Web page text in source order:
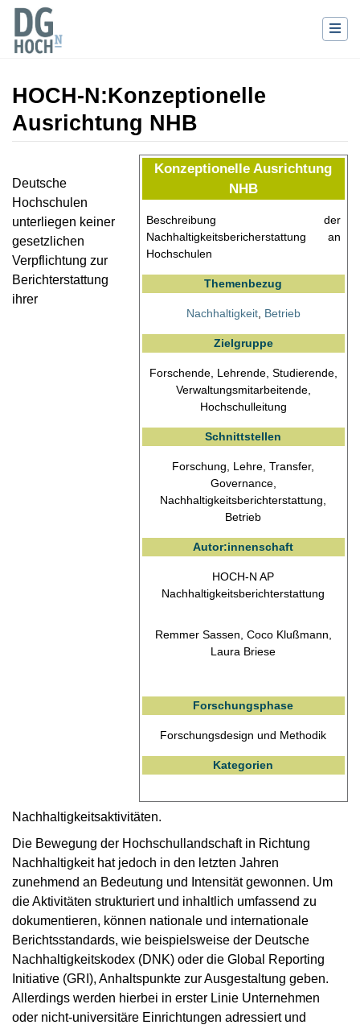
HOCH-N:Konzeptionelle
Ausrichtung NHB
,Suche
Konzeptionelle Ausrichtung
NHB
Beschreibung der
Nachhaltigkeitsbericherstattung an
Hochschulen
Themenbezug
Nachhaltigkeit, Betrieb
Zielgruppe
Forschende, Lehrende, Studierende,
Verwaltungsmitarbeitende,
Hochschulleitung
Schnittstellen
Forschung, Lehre, Transfer,
Governance,
Nachhaltigkeitsberichterstattung,
Betrieb
Autor:innenschaft
HOCH-N AP
Nachhaltigkeitsberichterstattung
Remmer Sassen, Coco Klußmann,
Laura Briese
Forschungsphase
Forschungsdesign und Methodik
Kategorien
Deutsche
Hochschulen
unterliegen keiner
gesetzlichen
Verpflichtung zur
Berichterstattung
ihrer
Nachhaltigkeitsaktivitäten.
Die Bewegung der Hochschullandschaft in Richtung
Nachhaltigkeit hat jedoch in den letzten Jahren
zunehmend an Bedeutung und Intensität gewonnen. Um
die Aktivitäten strukturiert und inhaltlich umfassend zu
dokumentieren, können nationale und internationale
Berichtsstandards, wie beispielsweise der Deutsche
Nachhaltigkeitskodex (DNK) oder die Global Reporting
Initiative (GRI), Anhaltspunkte zur Ausgestaltung geben.
Allerdings werden hierbei in erster Linie Unternehmen
oder nicht-universitäre Einrichtungen adressiert und